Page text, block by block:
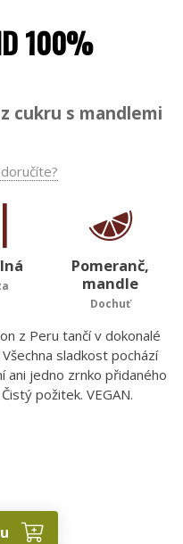
100%
cukru s mandlemi
Pomeranč,
mandle
Dochuť
z Peru tančí v dokonalé
sladkost pochází
ani jedno zrnko přidaného
požitek. VEGAN.